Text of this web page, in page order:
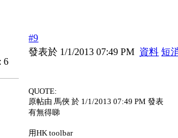
#9
發表於 1/1/2013 07:49 PM 資料 短
QUOTE:
原帖由 馬俠 於 1/1/2013 07:49 PM 發表
有無得睇
用HK toolbar